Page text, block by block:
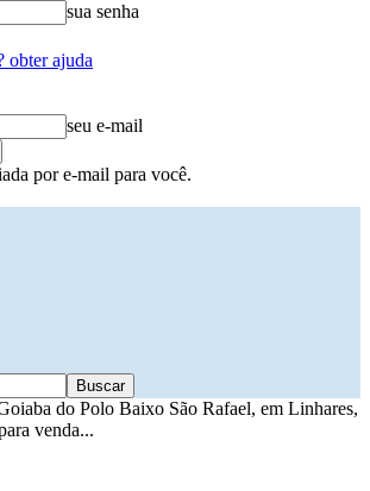
sua senha
obter ajuda
seu e-mail
por e-mail para você.
do Polo Baixo São Rafael, em Linhares,
venda...